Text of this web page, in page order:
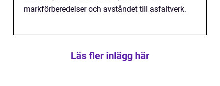
markförberedelser och avståndet till asfaltverk.
Läs fler inlägg här